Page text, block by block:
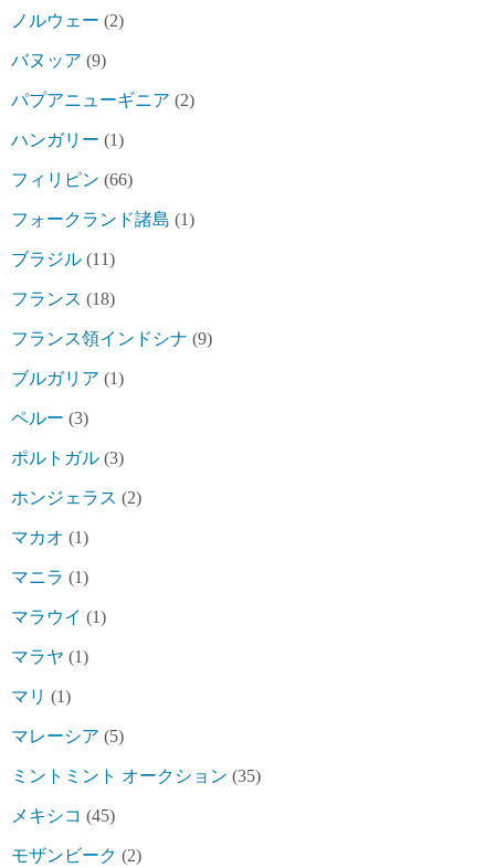
ノルウェー (2)
バヌッア (9)
パプアニューギニア (2)
ハンガリー (1)
フィリピン (66)
フォークランド諸島 (1)
ブラジル (11)
フランス (18)
フランス領インドシナ (9)
ブルガリア (1)
ペルー (3)
ポルトガル (3)
ホンジェラス (2)
マカオ (1)
マニラ (1)
マラウイ (1)
マラヤ (1)
マリ (1)
マレーシア (5)
ミントミント オークション (35)
メキシコ (45)
モザンビーク (2)